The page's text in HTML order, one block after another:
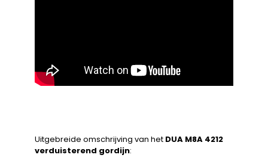
Uitgebreide omschrijving van het DUA M8A 4212
verduisterend gordijn: